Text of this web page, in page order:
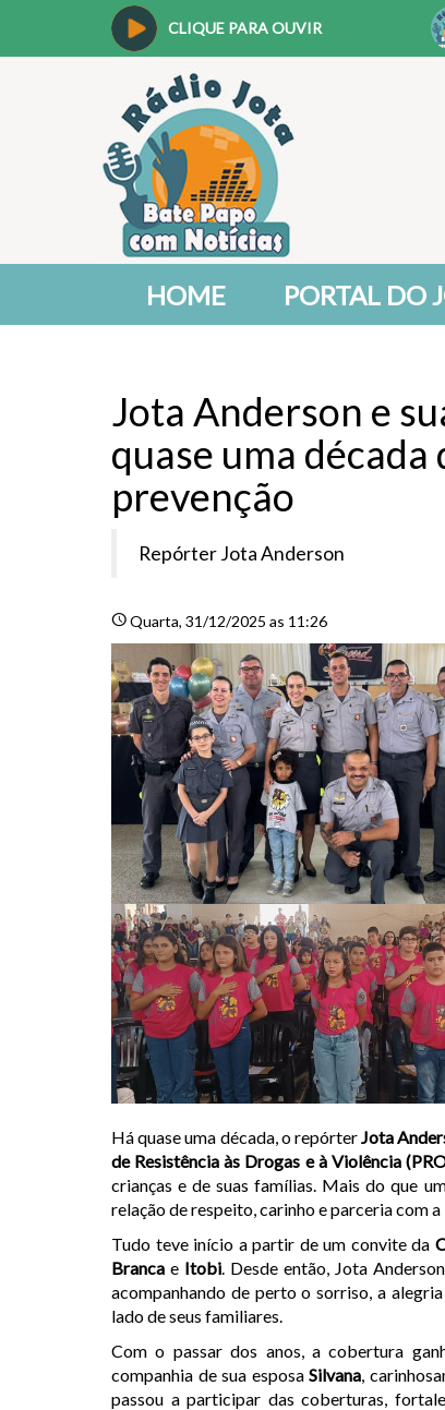
CLIQUE PARA OUVIR
HOME PORTAL DO
Jota Anderson e
quase uma
prevenção
Repórter Jota Anderson
scheduleQuarta, 31/12/2025 as 11:26
Há quase uma década, o repórterJota
de Resistência às Drogas e à Violência
crianças e de suas famílias. Mais do que
relação de respeito, carinho e parceria com
Tudo teve início a partir de um convite da
Branca e Itobi. Desde então, Jota
acompanhando de perto o sorriso, a
lado de seus familiares.
Com o passar dos anos, a cobertura
companhia de sua esposaSilvana,
passou a participar das coberturas,